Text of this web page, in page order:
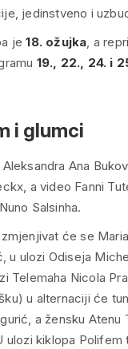
jedinstveno i
je18. ožujka, a
19., 22., 24. i
i glumci
Ana
a video Fanni
Salsinha.
će se
u ulozi Odiseja
Telemaha Nicola
u alternaciji će
a žensku Atenu
ulozi kiklopa